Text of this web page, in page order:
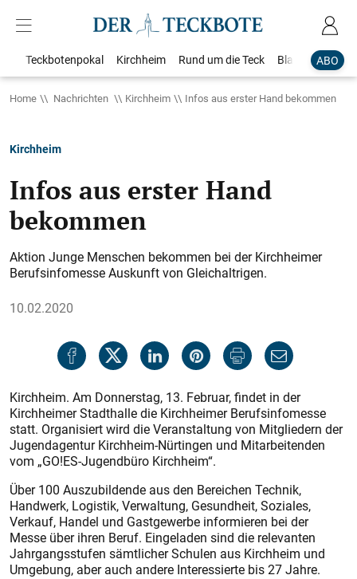
ABO
Teckbotenpokal Kirchheim Rund um die Teck Blaulicht
Home Nachrichten Kirchheim Infos aus erster Hand bekommen
Kirchheim
Infos aus erster Hand
bekommen
Aktion Junge Menschen bekommen bei der Kirchheimer
Berufsinfomesse Auskunft von Gleichaltrigen.
10.02.2020
Kirchheim. Am Donnerstag, 13. Februar, findet in der
Kirchheimer Stadthalle die Kirchheimer Berufsinfomesse
statt. Organisiert wird die Veranstaltung von Mitgliedern der
Jugendagentur Kirchheim-Nürtingen und Mitarbeitenden
vom „GO!ES-Jugendbüro Kirchheim“.
Über 100 Auszubildende aus den Bereichen Technik,
Handwerk, Logistik, Verwaltung, Gesundheit, Soziales,
Verkauf, Handel und Gastgewerbe informieren bei der
Messe über ihren Beruf. Eingeladen sind die relevanten
Jahrgangsstufen sämtlicher Schulen aus Kirchheim und
Umgebung, aber auch andere Interessierte bis 27 Jahre.